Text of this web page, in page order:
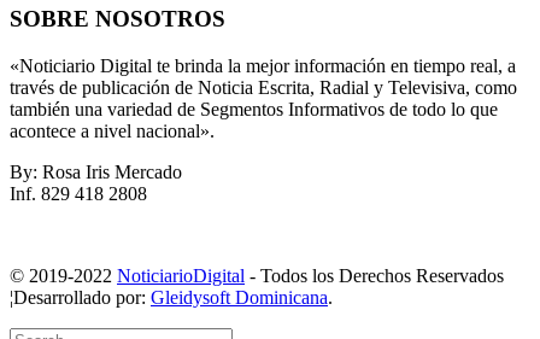
SOBRE NOSOTROS
«Noticiario Digital te brinda la mejor información en tiempo real, a
través de publicación de Noticia Escrita, Radial y Televisiva, como
también una variedad de Segmentos Informativos de todo lo que
acontece a nivel nacional».
By: Rosa Iris Mercado
Inf. 829 418 2808
© 2019-2022 NoticiarioDigital - Todos los Derechos Reservados
¦Desarrollado por: Gleidysoft Dominicana.